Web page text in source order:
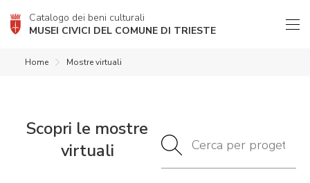
Catalogo dei beni culturali
MUSEI CIVICI DEL COMUNE DI TRIESTE
Home Mostre virtuali
Scopri le mostre
virtuali